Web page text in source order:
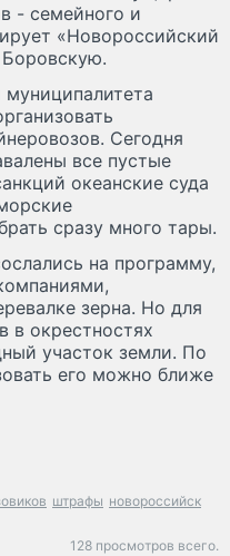
- семейного и
«Новороссийский
Сегодня
все пустые
океанские суда
сразу много тары.
на программу,
зерна. Но для
в окрестностях
участок земли. По
его можно ближе
штрафы новороссийск
128 просмотров всего.